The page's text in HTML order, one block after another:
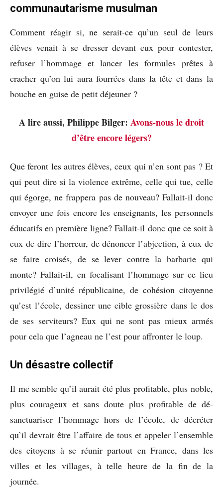
communautarisme musulman
Comment réagir si, ne serait-ce qu’un seul de leurs
élèves venait à se dresser devant eux pour contester,
refuser l’hommage et lancer les formules prêtes à
cracher qu’on lui aura fourrées dans la tête et dans la
bouche en guise de petit déjeuner ?
A lire aussi, Philippe Bilger: Avons-nous le droit
d’être encore légers?
Que feront les autres élèves, ceux qui n’en sont pas ? Et
qui peut dire si la violence extrême, celle qui tue, celle
qui égorge, ne frappera pas de nouveau? Fallait-il donc
envoyer une fois encore les enseignants, les personnels
éducatifs en première ligne? Fallait-il donc que ce soit à
eux de dire l’horreur, de dénoncer l’abjection, à eux de
se faire croisés, de se lever contre la barbarie qui
monte? Fallait-il, en focalisant l’hommage sur ce lieu
privilégié d’unité républicaine, de cohésion citoyenne
qu’est l’école, dessiner une cible grossière dans le dos
de ses serviteurs? Eux qui ne sont pas mieux armés
pour cela que l’agneau ne l’est pour affronter le loup.
Un désastre collectif
Il me semble qu’il aurait été plus profitable, plus noble,
plus courageux et sans doute plus profitable de dé-
sanctuariser l’hommage hors de l’école, de décréter
qu’il devrait être l’affaire de tous et appeler l’ensemble
des citoyens à se réunir partout en France, dans les
villes et les villages, à telle heure de la fin de la
journée.